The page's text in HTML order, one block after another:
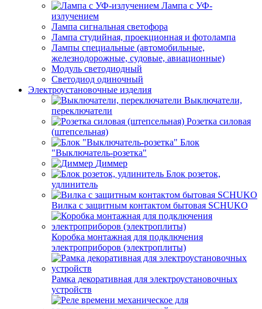
Лампа с УФ-
излучением
Лампа сигнальная светофора
Лампа студийная, проекционная и фотолампа
Лампы специальные (автомобильные,
железнодорожные, судовые, авиационные)
Модуль светодиодный
Светодиод одиночный
Электроустановочные изделия
Выключатели,
переключатели
Розетка силовая
(штепсельная)
Блок
"Выключатель-розетка"
Диммер
Блок розеток,
удлинитель
Вилка с защитным контактом бытовая SCHUKO
Коробка монтажная для подключения
электроприборов (электроплиты)
Рамка декоративная для электроустановочных
устройств